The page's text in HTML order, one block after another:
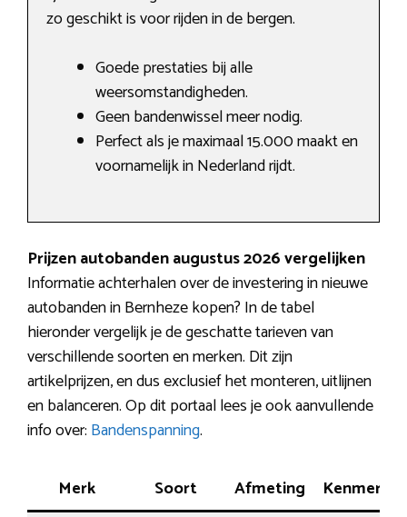
zo geschikt is voor rijden in de bergen.
Goede prestaties bij alle
weersomstandigheden.
Geen bandenwissel meer nodig.
Perfect als je maximaal 15.000 maakt en
voornamelijk in Nederland rijdt.
Prijzen autobanden augustus 2026 vergelijken
Informatie achterhalen over de investering in nieuwe
autobanden in Bernheze kopen? In de tabel
hieronder vergelijk je de geschatte tarieven van
verschillende soorten en merken. Dit zijn
artikelprijzen, en dus exclusief het monteren, uitlijnen
en balanceren. Op dit portaal lees je ook aanvullende
info over: Bandenspanning.
Merk Soort Afmeting Kenmerk